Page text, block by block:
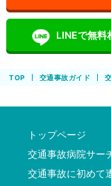
LINEで無料
TOP 交通事故ガイド
トップページ
交通事故病院サー
交通事故に初めて